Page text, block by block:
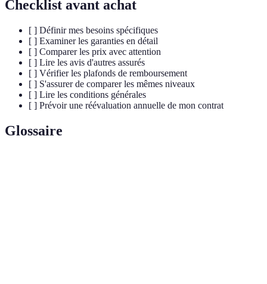
Checklist avant achat
[ ] Définir mes besoins spécifiques
[ ] Examiner les garanties en détail
[ ] Comparer les prix avec attention
[ ] Lire les avis d'autres assurés
[ ] Vérifier les plafonds de remboursement
[ ] S'assurer de comparer les mêmes niveaux
[ ] Lire les conditions générales
[ ] Prévoir une réévaluation annuelle de mon contrat
Glossaire